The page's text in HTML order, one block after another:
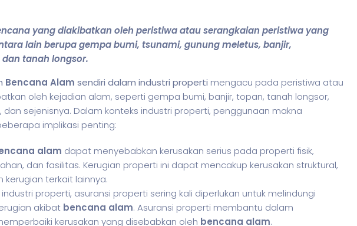
yang diakibatkan oleh peristiwa atau serangkaian peristiwa yang
lain berupa gempa bumi, tsunami, gunung meletus, banjir,
tanah longsor.
Bencana Alam sendiri dalam industri properti mengacu pada peristiwa atau
oleh kejadian alam, seperti gempa bumi, banjir, topan, tanah longsor,
dan sejenisnya. Dalam konteks industri properti, penggunaan makna
implikasi penting:
alam dapat menyebabkan kerusakan serius pada properti fisik,
dan fasilitas. Kerugian properti ini dapat mencakup kerusakan struktural,
kerugian terkait lainnya.
industri properti, asuransi properti sering kali diperlukan untuk melindungi
akibat bencana alam. Asuransi properti membantu dalam
kerusakan yang disebabkan oleh bencana alam.